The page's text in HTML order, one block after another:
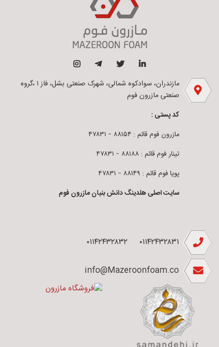
مازندران، سوادکوه شمالی، شهرک صنعتی بشل، فاز ۱ ،گروه
صنعتی مازرون فوم
کد پستی :
مازرون فوم قائم : ۸۸۱۵۴ – ۴۷۸۳۱
تینار فوم قائم : ۸۸۱۸۸ – ۴۷۸۳۱
پویا فوم قائم : ۸۸۱۴۹ – ۴۷۸۳۱
سایت اصلی هلدینگ دانش بنیان مازرون فوم
۰۱۱۴۲۴۳۲۸۳۱ ۰۱۱۴۲۴۳۲۸۳۲
info@Mazeroonfoam.co